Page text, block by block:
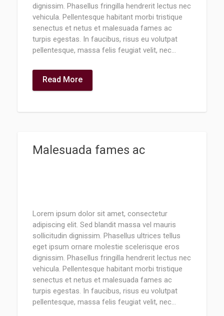
dignissim. Phasellus fringilla hendrerit lectus nec
vehicula. Pellentesque habitant morbi tristique
senectus et netus et malesuada fames ac
turpis egestas. In faucibus, risus eu volutpat
pellentesque, massa felis feugiat velit, nec…
Read More
Malesuada fames ac
Lorem ipsum dolor sit amet, consectetur
adipiscing elit. Sed blandit massa vel mauris
sollicitudin dignissim. Phasellus ultrices tellus
eget ipsum ornare molestie scelerisque eros
dignissim. Phasellus fringilla hendrerit lectus nec
vehicula. Pellentesque habitant morbi tristique
senectus et netus et malesuada fames ac
turpis egestas. In faucibus, risus eu volutpat
pellentesque, massa felis feugiat velit, nec…